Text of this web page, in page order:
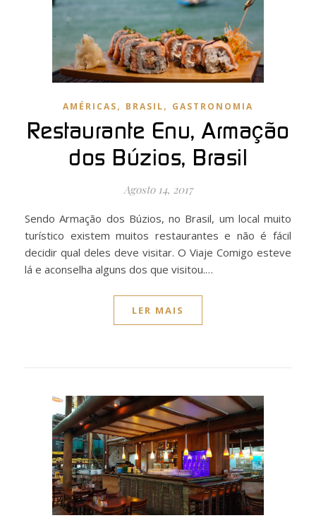
AMÉRICAS, BRASIL, GASTRONOMIA
Restaurante Enu, Armação
dos Búzios, Brasil
Agosto 14, 2017
Sendo Armação dos Búzios, no Brasil, um local muito
turístico existem muitos restaurantes e não é fácil
decidir qual deles deve visitar. O Viaje Comigo esteve
lá e aconselha alguns dos que visitou.…
LER MAIS